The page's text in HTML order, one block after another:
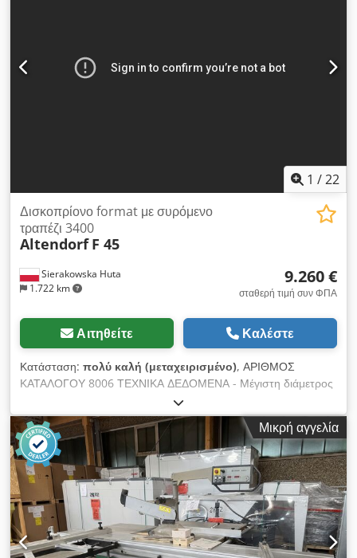
ΠΛΕΟΝΕΚΤΗΜΑΤΑ – Γερμανικής κατασκευής – Μεταχειρισμένο
πριόνι, σε πολύ καλή κατάσταση Καθαρή τιμή: 7900 PLN
1 /22
Sierakowska Huta
1.722 km
Δισκοπρίονο format με συρόμενο
τραπέζι 3400
Altendorf F 45
9.260 €
σταθερή τιμή συν ΦΠΑ
Αιτηθείτε Καλέστε
Κατάσταση: πολύ καλή (μεταχειρισμένο), ΑΡΙΘΜΟΣ
ΚΑΤΑΛΟΓΟΥ 8006 ΤΕΧΝΙΚΑ ΔΕΔΟΜΕΝΑ - Μέγιστη διάμετρος
κύριου δίσκου με χαμηλότερο δίσκο: 350mm - Μέγιστη
διάμετρος κύριου δίσκου χωρίς χαμηλότερο δίσκο: 450mm -
Ύψος κοπής με δίσκο 350mm: 100mm - Ηλεκτρική ρύθμιση
κύριου δίσκου (πάνω/κάτω + γωνία) - Ηλεκτρονική ένδειξη
γωνίας - Ηλεκτρική ρύθμιση χαμηλότερου δίσκου (πάνω/κάτω,
δεξιά/αριστερά) - Διάμετρος άξονα 30mm - Μπλοκάρισμα
άξονα - Με τραπέζι format - Μήκος κοπής στο τραπέζι
3400mm - Πλάτος κοπής στον οδηγό 1300mm - Με πλευρικό
τραπέζι - Με χαμηλότερο δίσκο - Μέγιστη διάμετρος
χαμηλότερου δίσκου 120mm - Διάμετρος άξονα 22mm -
Μικρή αγγελία